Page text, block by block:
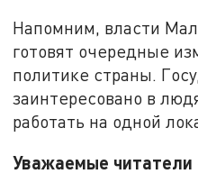
Напомним, власти
готовят очередные
политике страны.
заинтересовано в
работать на одной
Уважаемые